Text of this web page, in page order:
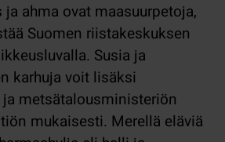
ja ahma ovat maasuurpetoja,
Suomen riistakeskuksen
Susia ja
karhuja voit lisäksi
metsätalousministeriön
mukaisesti. Merellä eläviä